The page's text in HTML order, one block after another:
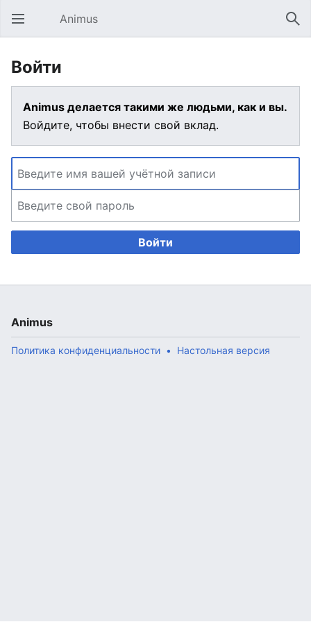
Открыть главное меню Animus
Войти
Animus делается такими же людьми, как и вы.
Войдите, чтобы внести свой вклад.
Войти
Animus
Политика конфиденциальности Настольная версия